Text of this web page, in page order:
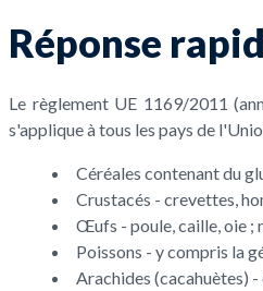
Réponse
Le règlement UE 1169/2011
s'applique à tous les pays de
Céréales contenant du
Crustacés - crevettes,
Œufs - poule, caille, oie ;
Poissons - y compris la
Arachides (cacahuètes)